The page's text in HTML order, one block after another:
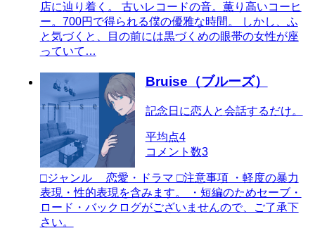
店に辿り着く。 古いレコードの音。薫り高いコーヒ
ー。700円で得られる僕の優雅な時間。 しかし、ふ
と気づくと、目の前には黒づくめの眼帯の女性が座
っていて…
Bruise（ブルーズ）
記念日に恋人と会話するだけ。
平均点4
コメント数3
□ジャンル 恋愛・ドラマ □注意事項 ・軽度の暴力
表現・性的表現を含みます。 ・短編のためセーブ・
ロード・バックログがございませんので、ご了承下
さい。